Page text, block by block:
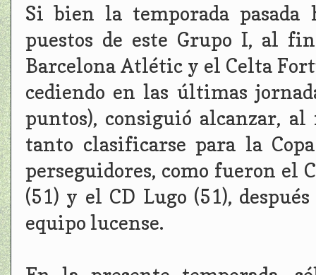
Si bien la temporada
puestos de este Grupo I, al
Barcelona Atlétic y el Celta
cediendo en las últimas
puntos), consiguió alcanzar,
tanto clasificarse para la
perseguidores, como fueron el
(51) y el CD Lugo (51),
equipo lucense.